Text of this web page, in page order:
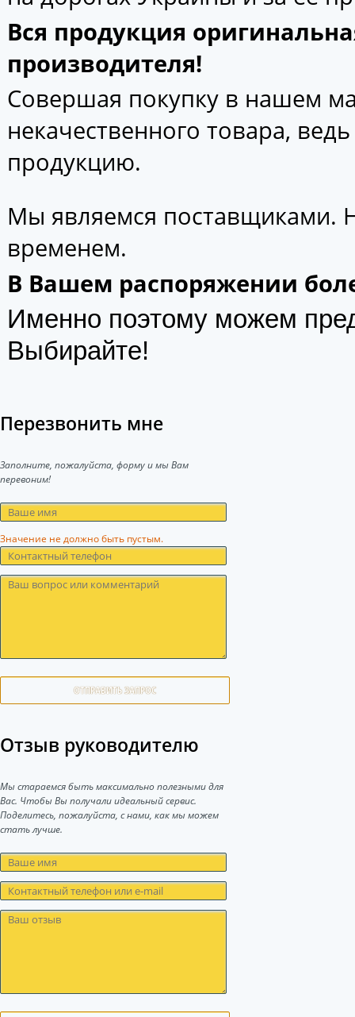
Вся продукция
производителя!
Совершая покупку в нашем
некачественного товара,
продукцию.
Мы являемся поставщиками.
временем.
В Вашем распоряжении
Именно поэтому можем
Выбирайте!
Перезвонить мне
Заполните, пожалуйста, форму и мы Вам
перевоним!
Значение не должно быть пустым.
ОТПРАВИТЬ ЗАПРОС
Отзыв руководителю
Мы стараемся быть максимально полезными для
Вас. Чтобы Вы получали идеальный сервис.
Поделитесь, пожалуйста, с нами, как мы можем
стать лучше.